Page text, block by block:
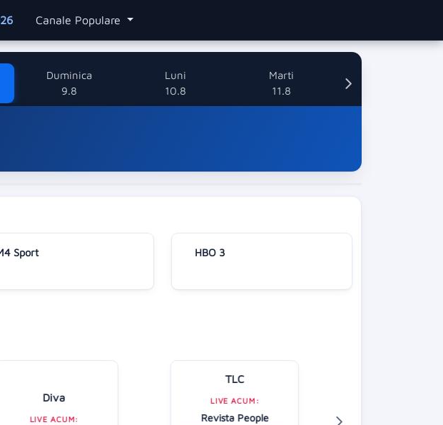
Canale Populare
Duminica
9.8
Luni
10.8
Marti
11.8
Sport HBO 3
Diva
LIVE ACUM:
TLC
LIVE ACUM:
Revista People